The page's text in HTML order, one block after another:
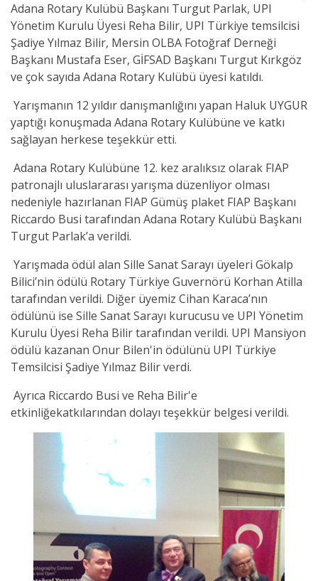
Adana Rotary Kulübü Başkanı Turgut Parlak, UPI
Yönetim Kurulu Üyesi Reha Bilir, UPI Türkiye temsilcisi
Şadiye Yılmaz Bilir, Mersin OLBA Fotoğraf Derneği
Başkanı Mustafa Eser, GİFSAD Başkanı Turgut Kırkgöz
ve çok sayıda Adana Rotary Kulübü üyesi katıldı.
Yarışmanın 12 yıldır danışmanlığını yapan Haluk UYGUR
yaptığı konuşmada Adana Rotary Kulübüne ve katkı
sağlayan herkese teşekkür etti.
Adana Rotary Kulübüne 12. kez aralıksız olarak FIAP
patronajlı uluslararası yarışma düzenliyor olması
nedeniyle hazırlanan FIAP Gümüş plaket FIAP Başkanı
Riccardo Busi tarafından Adana Rotary Kulübü Başkanı
Turgut Parlak’a verildi.
Yarışmada ödül alan Sille Sanat Sarayı üyeleri Gökalp
Bilici’nin ödülü Rotary Türkiye Guvernörü Korhan Atilla
tarafından verildi. Diğer üyemiz Cihan Karaca’nın
ödülünü ise Sille Sanat Sarayı kurucusu ve UPI Yönetim
Kurulu Üyesi Reha Bilir tarafından verildi. UPI Mansiyon
ödülü kazanan Onur Bilen'in ödülünü UPI Türkiye
Temsilcisi Şadiye Yılmaz Bilir verdi.
Ayrıca Riccardo Busi ve Reha Bilir'e
etkinliğekatkılarından dolayı teşekkür belgesi verildi.